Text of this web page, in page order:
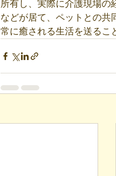
所有し、実際に介護現場の
などが居て、ペットとの共
常に癒される生活を送るこ